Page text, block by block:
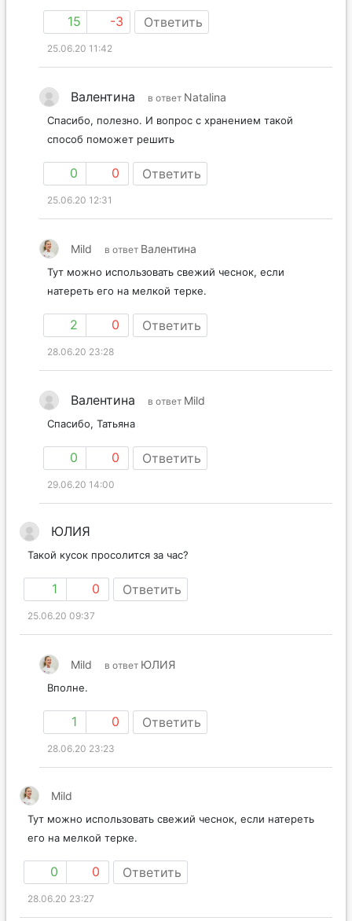
15 -3 Ответить
25.06.20 11:42
Валентина в ответ Natalina
Спасибо, полезно. И вопрос с хранением такой
способ поможет решить
0 0 Ответить
25.06.20 12:31
Mild в ответ Валентина
Тут можно использовать свежий чеснок, если
натереть его на мелкой терке.
2 0 Ответить
28.06.20 23:28
Валентина в ответ Mild
Спасибо, Татьяна
0 0 Ответить
29.06.20 14:00
ЮЛИЯ
Такой кусок просолится за час?
1 0 Ответить
25.06.20 09:37
Mild в ответ ЮЛИЯ
Вполне.
1 0 Ответить
28.06.20 23:23
Mild
Тут можно использовать свежий чеснок, если натереть
его на мелкой терке.
0 0 Ответить
28.06.20 23:27